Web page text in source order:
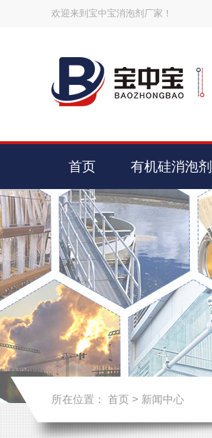
欢迎来到宝中宝消泡剂厂家！
首页 有机硅消泡剂
所在位置： 首页 > 新闻中心